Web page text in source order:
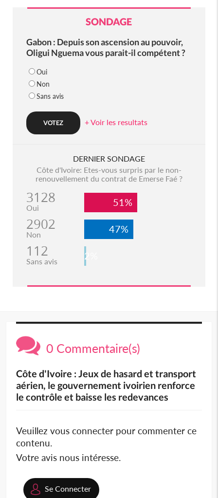
SONDAGE
Gabon : Depuis son ascension au pouvoir,
Oligui Nguema vous parait-il compétent ?
Oui
Non
Sans avis
+ Voir les resultats
DERNIER SONDAGE
Côte d'Ivoire: Etes-vous surpris par le non-
renouvellement du contrat de Emerse Faé ?
3128
Oui 51%
2902
Non 47%
112
Sans avis 2%
0 Commentaire(s)
Côte d'Ivoire : Jeux de hasard et transport
aérien, le gouvernement ivoirien renforce
le contrôle et baisse les redevances
Veuillez vous connecter pour commenter ce
contenu.
Votre avis nous intéresse.
Se Connecter